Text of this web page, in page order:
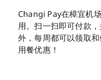
Changi Pay在樟宜机
用。扫一扫即可付款
外，每周都可以领取
用餐优惠！